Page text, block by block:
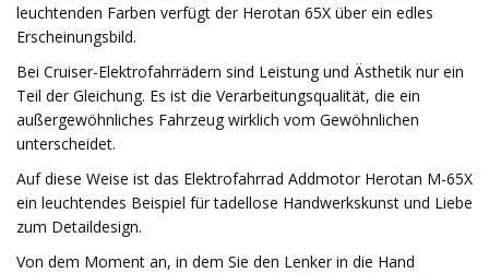
leuchtenden Farben verfügt der Herotan 65X über ein edles
Erscheinungsbild.
Bei Cruiser-Elektrofahrrädern sind Leistung und Ästhetik nur ein
Teil der Gleichung. Es ist die Verarbeitungsqualität, die ein
außergewöhnliches Fahrzeug wirklich vom Gewöhnlichen
unterscheidet.
Auf diese Weise ist das Elektrofahrrad Addmotor Herotan M-65X
ein leuchtendes Beispiel für tadellose Handwerkskunst und Liebe
zum Detaildesign.
Von dem Moment an, in dem Sie den Lenker in die Hand